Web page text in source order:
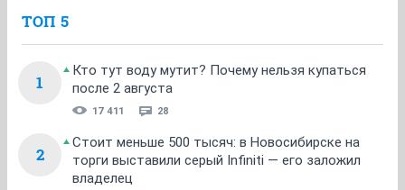
ТОП 5
1
Кто тут воду мутит? Почему нельзя купаться
после 2 августа
17 411 28
2
Стоит меньше 500 тысяч: в Новосибирске на
торги выставили серый Infiniti — его заложил
владелец